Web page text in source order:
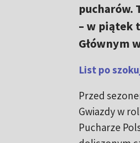
pucharów.
– w piątek
Głównym
List po
Przed
Gwiazdy w
Pucharze